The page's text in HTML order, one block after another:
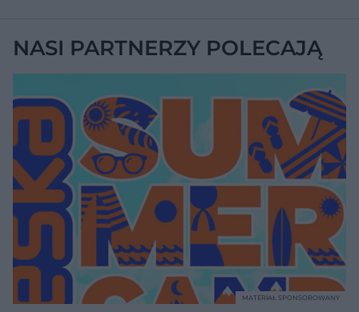
NASI PARTNERZY POLECAJĄ
MATERIAŁ SPONSOROWANY